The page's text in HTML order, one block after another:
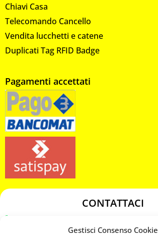
Gestisci Consenso Cookie
Chiavi Casa
Telecomando Cancello
Vendita lucchetti e catene
Duplicati Tag RFID Badge
Pagamenti accettati
CONTATTACI